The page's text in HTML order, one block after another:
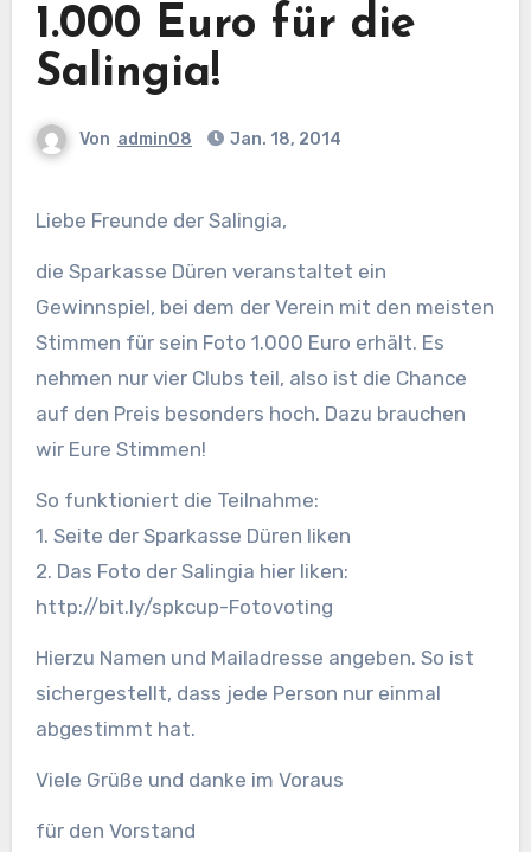
1.000 Euro für die
Salingia!
Von admin08 Jan. 18, 2014
Liebe Freunde der Salingia,
die Sparkasse Düren veranstaltet ein
Gewinnspiel, bei dem der Verein mit den meisten
Stimmen für sein Foto 1.000 Euro erhält. Es
nehmen nur vier Clubs teil, also ist die Chance
auf den Preis besonders hoch. Dazu brauchen
wir Eure Stimmen!
So funktioniert die Teilnahme:
1. Seite der Sparkasse Düren liken
2. Das Foto der Salingia hier liken:
http://bit.ly/spkcup-Fotovoting
Hierzu Namen und Mailadresse angeben. So ist
sichergestellt, dass jede Person nur einmal
abgestimmt hat.
Viele Grüße und danke im Voraus
für den Vorstand